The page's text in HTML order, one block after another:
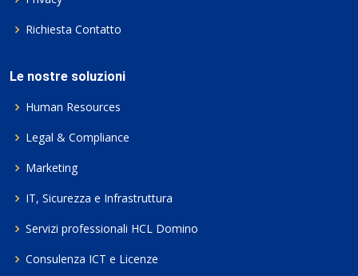
Richiesta Contatto
Le nostre soluzioni
Human Resources
Legal & Compliance
Marketing
IT, Sicurezza e Infrastruttura
Servizi professionali HCL Domino
Consulenza ICT e Licenze